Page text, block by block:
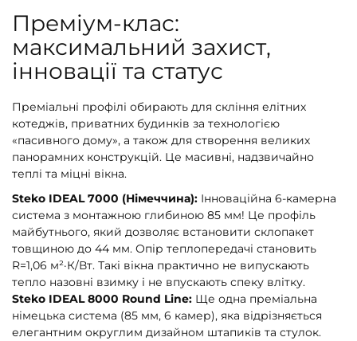
Преміум-клас:
максимальний захист,
інновації та статус
Преміальні профілі обирають для скління елітних
котеджів, приватних будинків за технологією
«пасивного дому», а також для створення великих
панорамних конструкцій. Це масивні, надзвичайно
теплі та міцні вікна.
Steko IDEAL 7000 (Німеччина): Інноваційна 6-камерна
система з монтажною глибиною 85 мм! Це профіль
майбутнього, який дозволяє встановити склопакет
товщиною до 44 мм. Опір теплопередачі становить
R=1,06 м²·К/Вт. Такі вікна практично не випускають
тепло назовні взимку і не впускають спеку влітку.
Steko IDEAL 8000 Round Line: Ще одна преміальна
німецька система (85 мм, 6 камер), яка відрізняється
елегантним округлим дизайном штапиків та стулок.